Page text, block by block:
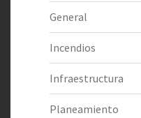
General
Incendios
Infraestructura
Planeamiento